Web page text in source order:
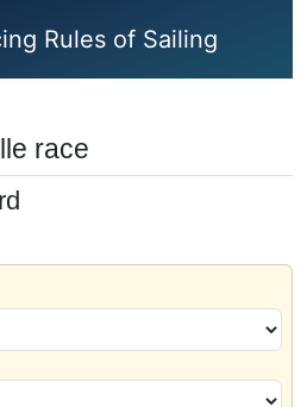
Rules of Sailing
race